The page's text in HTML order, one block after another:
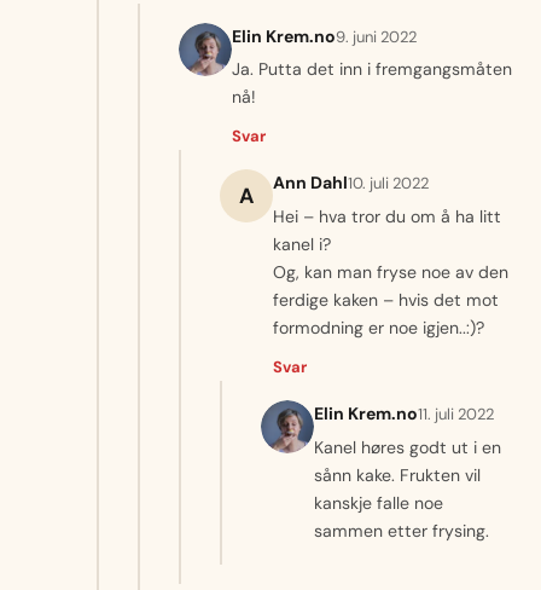
Elin Krem.no9. juni 2022
Ja. Putta det inn i fremgangsmåten
nå!
Svar
A Ann Dahl10. juli 2022
Hei – hva tror du om å ha litt
kanel i?
Og, kan man fryse noe av den
ferdige kaken – hvis det mot
formodning er noe igjen..:)?
Svar
Elin Krem.no11. juli 2022
Kanel høres godt ut i en
sånn kake. Frukten vil
kanskje falle noe
sammen etter frysing.